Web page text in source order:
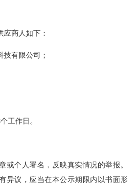
商人如下：
有限公司；
工作日。
或个人署名，反映真实情况的举报。
异议，应当在本公示期限内以书面形